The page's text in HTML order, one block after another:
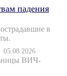
падения
в
05.08.2026
ВИЧ-